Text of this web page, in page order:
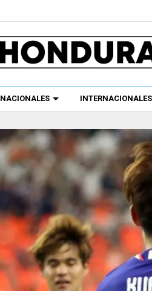
NACIONALES INTERNACIONALES